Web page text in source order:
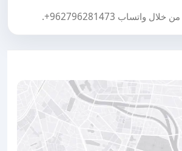
من خلال واتساب +962796281473
.